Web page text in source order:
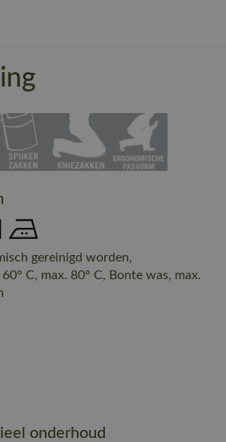
gereinigd worden,
C, max. 80° C, Bonte was, max.
onderhoud